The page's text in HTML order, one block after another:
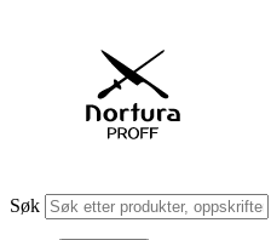
Søk